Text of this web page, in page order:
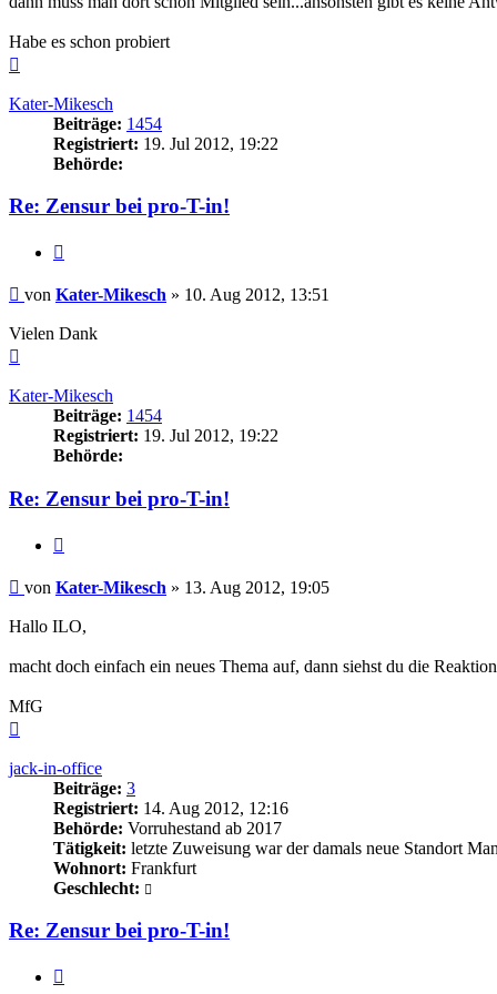
Habe es schon probiert
Kater-Mikesch
Beiträge: 1454
Registriert: 19. Jul 2012, 19:22
Behörde:
Re: Zensur bei pro-T-in!
Beitrag
von Kater-Mikesch » 10. Aug 2012, 13:51
Vielen Dank
Kater-Mikesch
Beiträge: 1454
Registriert: 19. Jul 2012, 19:22
Behörde:
Re: Zensur bei pro-T-in!
Beitrag
von Kater-Mikesch » 13. Aug 2012, 19:05
Hallo ILO,
macht doch einfach ein neues Thema auf, dann siehst du die
MfG
jack-in-office
Beiträge: 3
Registriert: 14. Aug 2012, 12:16
Behörde: Vorruhestand ab 2017
Tätigkeit: letzte Zuweisung war der damals neue Standort
Wohnort: Frankfurt
Geschlecht:
Re: Zensur bei pro-T-in!